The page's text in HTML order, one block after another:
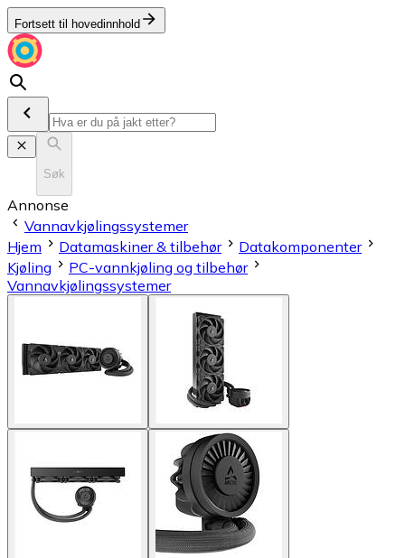
Fortsett til hovedinnhold
Søk
Annonse
Vannavkjølingssystemer
Hjem
Datamaskiner & tilbehør
Datakomponenter
Kjøling
PC-vannkjøling og tilbehør
Vannavkjølingssystemer